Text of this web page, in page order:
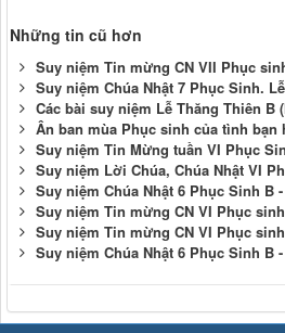
Những tin cũ hơn
Suy niệm Tin mừng CN VII Phục
Suy niệm Chúa Nhật 7 Phục Sinh.
Các bài suy niệm Lễ Thăng Thiên B
Ân ban mùa Phục sinh của tình
Suy niệm Tin Mừng tuần VI Phục
Suy niệm Lời Chúa, Chúa Nhật VI
Suy niệm Chúa Nhật 6 Phục Sinh B
Suy niệm Tin mừng CN VI Phục
Suy niệm Tin mừng CN VI Phục
Suy niệm Chúa Nhật 6 Phục Sinh B